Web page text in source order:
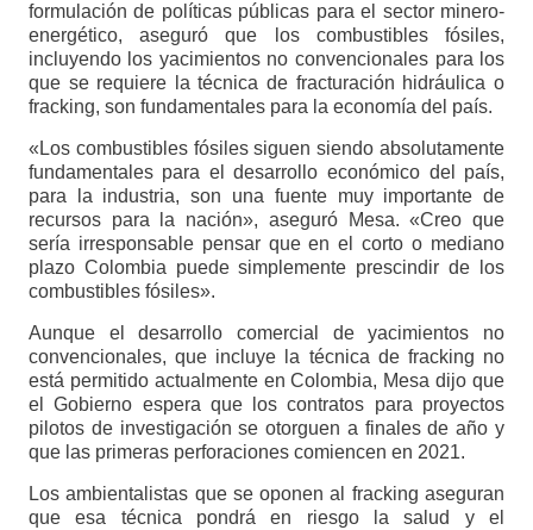
formulación de políticas públicas para el sector minero-
energético, aseguró que los combustibles fósiles,
incluyendo los yacimientos no convencionales para los
que se requiere la técnica de fracturación hidráulica o
fracking, son fundamentales para la economía del país.
«Los combustibles fósiles siguen siendo absolutamente
fundamentales para el desarrollo económico del país,
para la industria, son una fuente muy importante de
recursos para la nación», aseguró Mesa. «Creo que
sería irresponsable pensar que en el corto o mediano
plazo Colombia puede simplemente prescindir de los
combustibles fósiles».
Aunque el desarrollo comercial de yacimientos no
convencionales, que incluye la técnica de fracking no
está permitido actualmente en Colombia, Mesa dijo que
el Gobierno espera que los contratos para proyectos
pilotos de investigación se otorguen a finales de año y
que las primeras perforaciones comiencen en 2021.
Los ambientalistas que se oponen al fracking aseguran
que esa técnica pondrá en riesgo la salud y el